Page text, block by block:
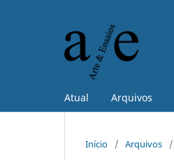
Atual Arquivos
Início / Arquivos /